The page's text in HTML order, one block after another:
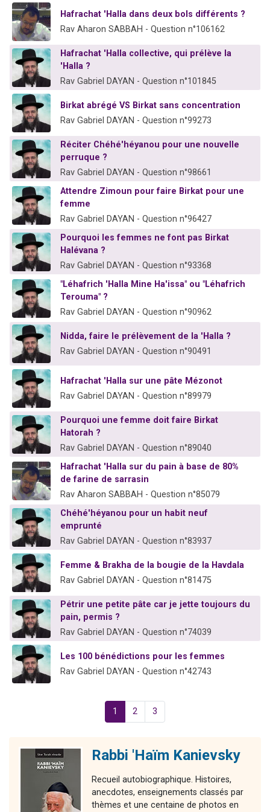
2 nouvelles musiques dans Torah-Box Music
4 personnes viennent de faire un don pour Reloger Rivka, 6 enfants, victime de violences...
Hafrachat 'Halla dans deux bols différents ?
Rav Aharon SABBAH - Question n°106162
Hafrachat 'Halla collective, qui prélève la
'Halla ?
Rav Gabriel DAYAN - Question n°101845
Birkat abrégé VS Birkat sans concentration
Rav Gabriel DAYAN - Question n°99273
Réciter Chéhé'héyanou pour une nouvelle
perruque ?
Rav Gabriel DAYAN - Question n°98661
Attendre Zimoun pour faire Birkat pour une
femme
Rav Gabriel DAYAN - Question n°96427
Pourquoi les femmes ne font pas Birkat
Halévana ?
Rav Gabriel DAYAN - Question n°93368
"Léhafrich 'Halla Mine Ha'issa" ou "Léhafrich
Terouma" ?
Rav Gabriel DAYAN - Question n°90962
Nidda, faire le prélèvement de la 'Halla ?
Rav Gabriel DAYAN - Question n°90491
Hafrachat 'Halla sur une pâte Mézonot
Rav Gabriel DAYAN - Question n°89979
Pourquoi une femme doit faire Birkat
Hatorah ?
Rav Gabriel DAYAN - Question n°89040
Hafrachat 'Halla sur du pain à base de 80%
de farine de sarrasin
Rav Aharon SABBAH - Question n°85079
Chéhé'héyanou pour un habit neuf
emprunté
Rav Gabriel DAYAN - Question n°83937
Femme & Brakha de la bougie de la Havdala
Rav Gabriel DAYAN - Question n°81475
Pétrir une petite pâte car je jette toujours du
pain, permis ?
Rav Gabriel DAYAN - Question n°74039
Les 100 bénédictions pour les femmes
Rav Gabriel DAYAN - Question n°42743
1 2 3
Rabbi 'Haïm Kanievsky
Recueil autobiographique. Histoires,
anecdotes, enseignements classés par
thèmes et une centaine de photos en